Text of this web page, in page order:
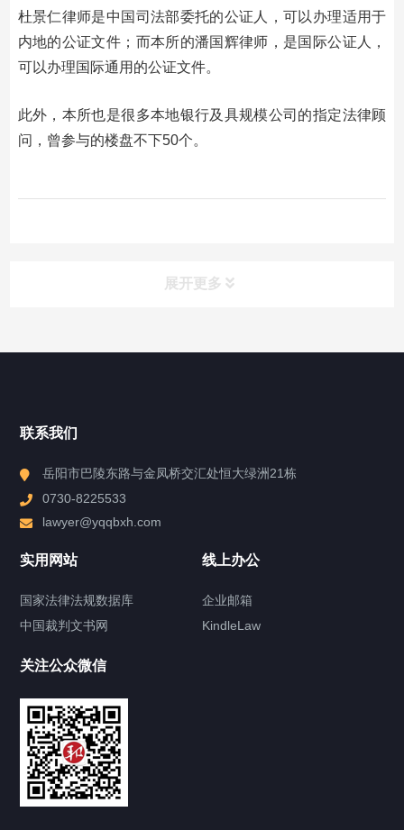
杜景仁律师是中国司法部委托的公证人，可以办理适用于
内地的公证文件；而本所的潘国辉律师，是国际公证人，
可以办理国际通用的公证文件。
此外，本所也是很多本地银行及具规模公司的指定法律顾
问，曾参与的楼盘不下50个。
展开更多
澳门黄显辉律师事务所
律师团队 Lawyer team
领军人物
港澳律师
专职律师
兼职律师
联系我们
岳阳市巴陵东路与金凤桥交汇处恒大绿洲21栋
0730-8225533
lawyer@yqqbxh.com
实用网站
国家法律法规数据库
中国裁判文书网
线上办公
企业邮箱
KindleLaw
关注公众微信